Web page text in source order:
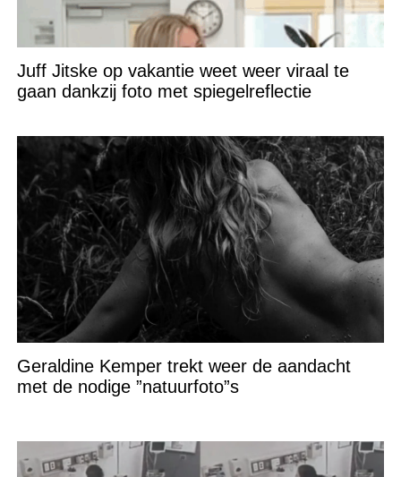
Juff Jitske op vakantie weet weer viraal te
gaan dankzij foto met spiegelreflectie
Geraldine Kemper trekt weer de aandacht
met de nodige ”natuurfoto”s